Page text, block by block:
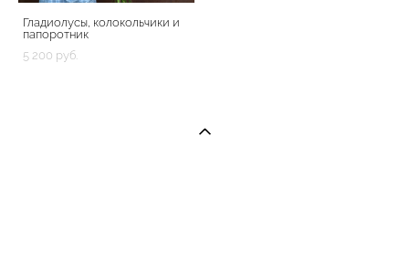
Гладиолусы, колокольчики и
папоротник
5 200 pуб.